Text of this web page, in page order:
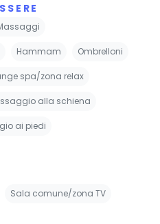
Hammam Ombrelloni
spa/zona relax
alla schiena
ai piedi
Sala comune/zona TV